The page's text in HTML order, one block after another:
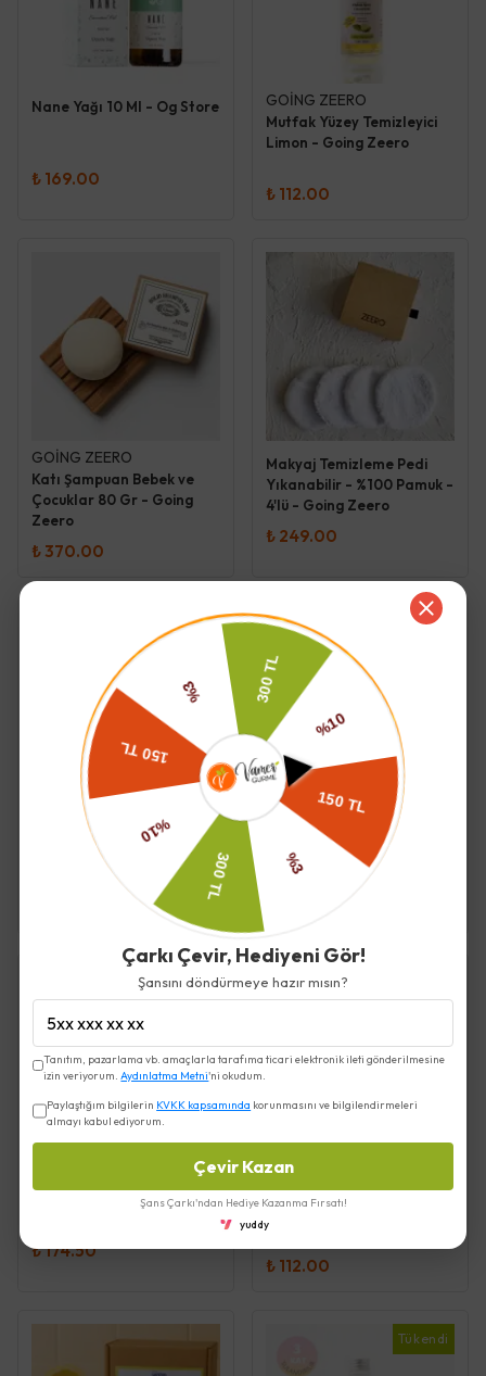
Nane Yağı 10 Ml - Og Store
₺ 169.00
GOİNG ZEERO
Mutfak Yüzey Temizleyici
Limon - Going Zeero
₺ 112.00
GOİNG ZEERO
Katı Şampuan Bebek ve
Çocuklar 80 Gr - Going
Zeero
₺ 370.00
Makyaj Temizleme Pedi
Yıkanabilir - %100 Pamuk -
4'lü - Going Zeero
₺ 249.00
Tükendi
GOİNG ZEERO
Kepekli ve Yağlı Saçlar için
Katı Şampuan 80 Gr -
Going Zeero
Good Night Uçucu Yağ
Karışımı 10 Ml - Og Store
Karışımı 10 Ml - Og Store
₺ 174.50
GOİNG ZEERO
Elde Bulaşık Yıkama
Konsantre - Lime Blossom
₺ 112.00
Tükendi
Çarkı Çevir, Hediyeni Gör!
Şansını döndürmeye hazır mısın?
Tanıtım, pazarlama vb. amaçlarla tarafıma ticari elektronik ileti gönderilmesine
izin veriyorum.Aydınlatma Metni'ni okudum.
Paylaştığım bilgilerin KVKK kapsamında korunmasını ve bilgilendirmeleri
almayı kabul ediyorum.
Çevir Kazan
Şans Çarkı'ndan Hediye Kazanma Fırsatı!
yuddy